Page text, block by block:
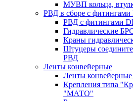
МУВП кольца,
РВД в сборе с
РВД с фитингами
Гидравлические
Краны
Штуцеры
РВД
Ленты конвейерные
Ленты конвейерные
Крепления типа
"МАТО"